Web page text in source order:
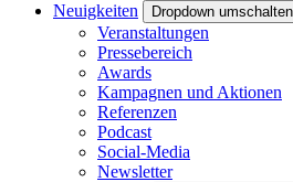
Neuigkeiten
Dropdown umschalten
Veranstaltungen
Pressebereich
Awards
Kampagnen und Aktionen
Referenzen
Podcast
Social-Media
Newsletter